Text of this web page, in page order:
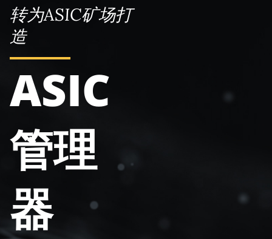
转为ASIC矿场打
造
ASIC
管理
器